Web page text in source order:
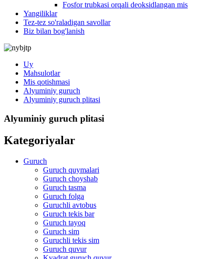
Fosfor trubkasi orqali deoksidlangan mis
Yangiliklar
Tez-tez so'raladigan savollar
Biz bilan bog'lanish
Uy
Mahsulotlar
Mis qotishmasi
Alyuminiy guruch
Alyuminiy guruch plitasi
Alyuminiy guruch plitasi
Kategoriyalar
Guruch
Guruch quymalari
Guruch choyshab
Guruch tasma
Guruch folga
Guruchli avtobus
Guruch tekis bar
Guruch tayoq
Guruch sim
Guruchli tekis sim
Guruch quvur